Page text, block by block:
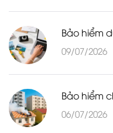
Bảo hiểm
09/07/2026
Bảo hiểm
06/07/2026